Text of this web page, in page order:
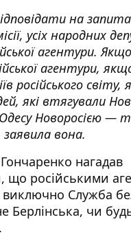
на
усіх народних
агентури.
агентури,
російського світу,
які втягували
Новоросією —
вона.
нагадав
що російськими
виключно Служба
Берлінська, чи